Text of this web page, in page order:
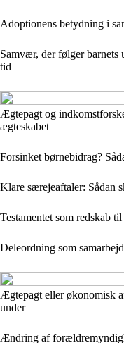
Adoptionens betydning i
Samvær, der følger
tid
Ægtepagt og
ægteskabet
Forsinket børnebidrag?
Klare særejeaftaler: Sådan
Testamentet som redskab
Deleordning som
Ægtepagt eller økonomisk
under
Ændring af